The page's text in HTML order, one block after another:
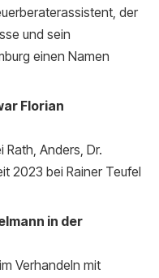
der
und sein
einen Namen
Florian
Rath, Anders, Dr.
2023 bei Rainer Teufel
in der
Verhandeln mit